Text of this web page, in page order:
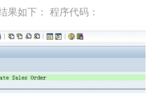
果如下： 程序代码：